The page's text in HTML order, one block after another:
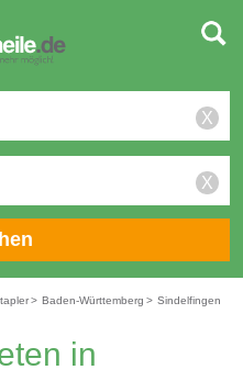
X
X
> Baden-Württemberg > Sindelfingen
in